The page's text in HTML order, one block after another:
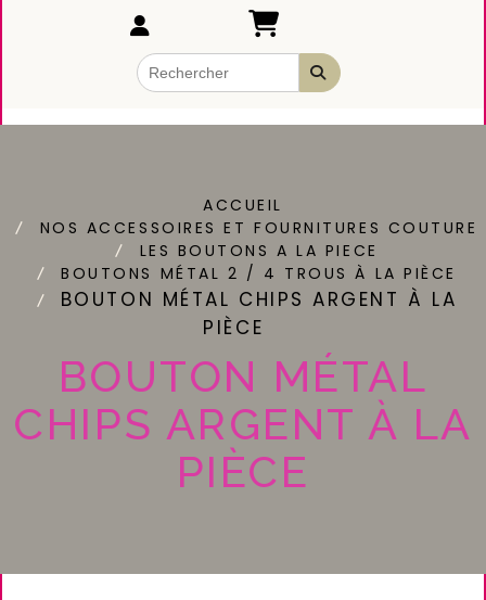
ACCUEIL
NOS ACCESSOIRES ET FOURNITURES COUTURE
LES BOUTONS A LA PIECE
BOUTONS MÉTAL 2 / 4 TROUS À LA PIÈCE
BOUTON MÉTAL CHIPS ARGENT À LA
PIÈCE
BOUTON MÉTAL
CHIPS ARGENT À LA
PIÈCE